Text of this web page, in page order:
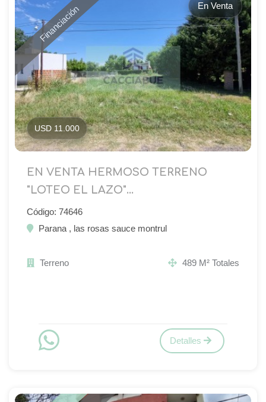
Financiación En Venta
USD 11.000
EN VENTA HERMOSO TERRENO
"LOTEO EL LAZO"...
Código: 74646
Parana , las rosas sauce montrul
Terreno 489 M² Totales
Detalles